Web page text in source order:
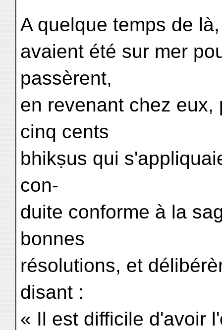
A quelque temps de
avaient été sur mer
passèrent,
en revenant chez
cinq cents
bhikṣus qui
con-
duite conforme à la
bonnes
résolutions, et
disant :
« Il est difficile d'avoir